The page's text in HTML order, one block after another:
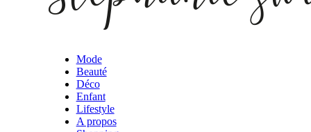
Mode
Beauté
Déco
Enfant
Lifestyle
A propos